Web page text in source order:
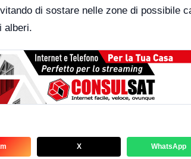
di sostare nelle zone di possibile
alberi.
X WhatsApp